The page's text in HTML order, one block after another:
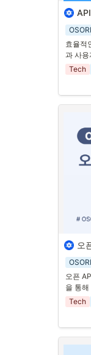
1. 효
잘 작성
을 명
록 돕
장기
1. API
API
습니
성을
자체
니다.
을 시
또한,
효율적
과 사용
Tech
오픈
고 데이
를 통해
가능해
1. 데
게 접근
한 애플
오
오픈
을 통
Tech